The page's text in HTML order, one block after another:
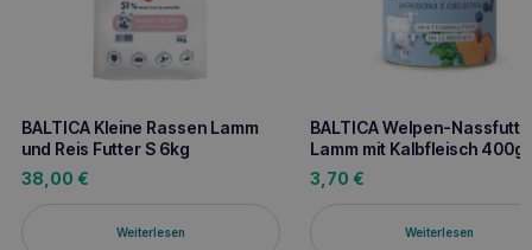
BALTICA Kleine Rassen Lamm
und Reis Futter S 6kg
38,00 €
Weiterlesen
BALTICA Welpen-
Lamm mit Kalbfleisch 400g
3,70 €
Weiterlesen